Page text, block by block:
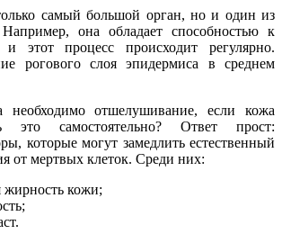
самый большой орган, но и один из
она обладает способностью к
и этот процесс происходит регулярно.
рогового слоя эпидермиса в среднем
отшелушивание, если кожа
это самостоятельно? Ответ прост:
которые могут замедлить естественный
от мертвых клеток. Среди них:
кожи;